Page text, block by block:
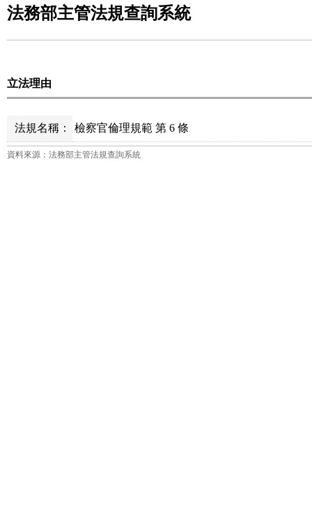
法務部主管法規查詢系統
立法理由
法規名稱： 檢察官倫理規範 第 6 條
資料來源：法務部主管法規查詢系統